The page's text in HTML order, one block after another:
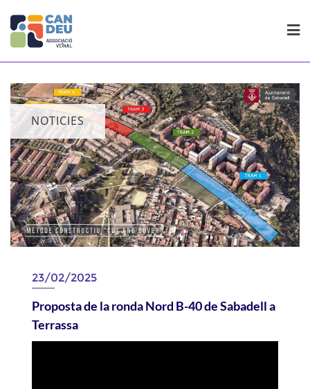
content
NOTICIES
23/02/2025
Proposta de la ronda Nord B-40 de Sabadell a
Terrassa